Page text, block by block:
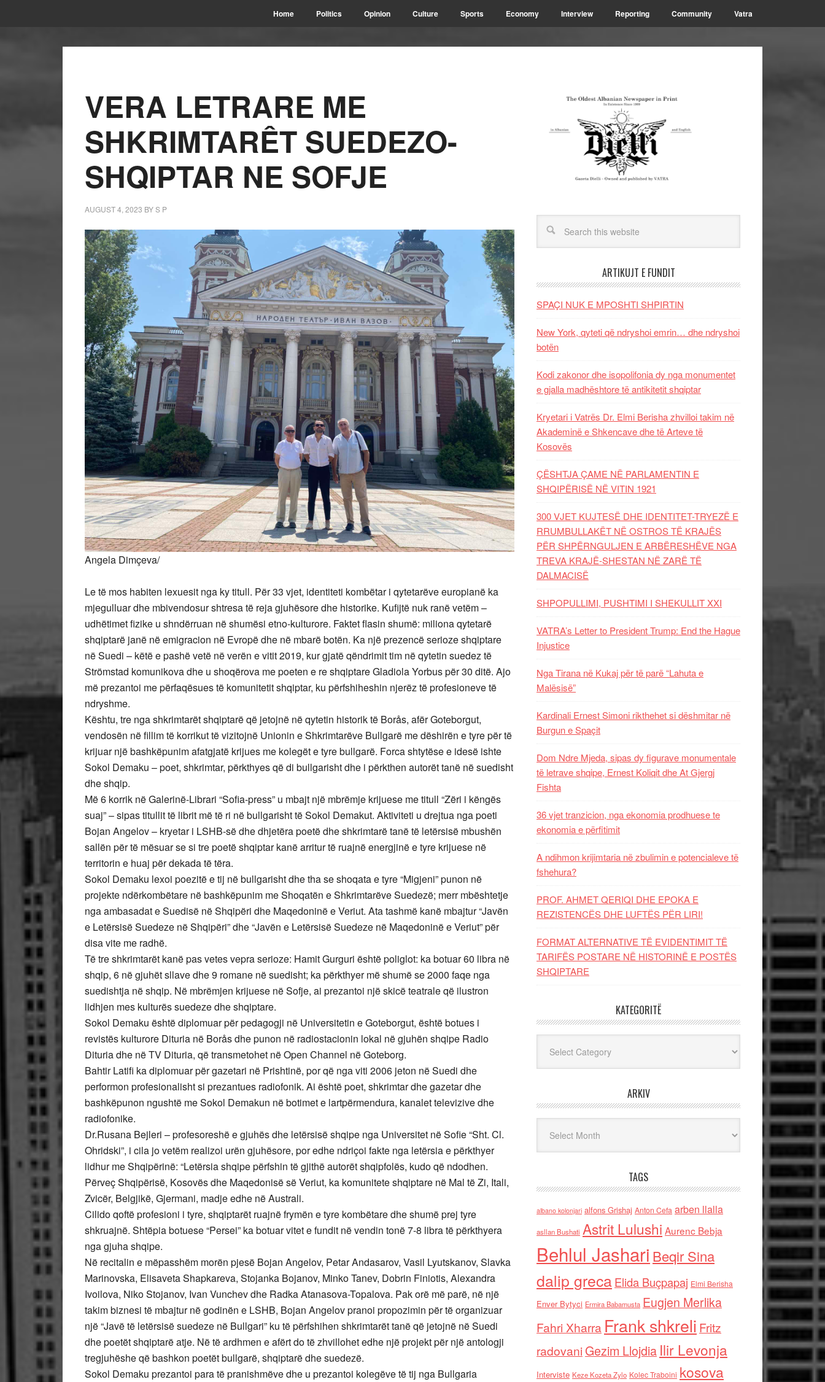
Home Politics Opinion Culture Sports Economy Interview Reporting Community Vatra
VERA LETRARE ME
SHKRIMTARÊT SUEDEZO-
SHQIPTAR NE SOFJE
AUGUST 4, 2023 BYS P
Angela Dimçeva/
Le të mos habiten lexuesit nga ky titull. Për 33 vjet, identiteti kombëtar i qytetarëve europianë ka
mjegulluar dhe mbivendosur shtresa të reja gjuhësore dhe historike. Kufijtë nuk ranë vetëm –
udhëtimet fizike u shndërruan në shumësi etno-kulturore. Faktet flasin shumë: miliona qytetarë
shqiptarë janë në emigracion në Evropë dhe në mbarë botën. Ka një prezencë serioze shqiptare
në Suedi – këtë e pashë vetë në verën e vitit 2019, kur gjatë qëndrimit tim në qytetin suedez të
Strömstad komunikova dhe u shoqërova me poeten e re shqiptare Gladiola Yorbus për 30 ditë. Ajo
më prezantoi me përfaqësues të komunitetit shqiptar, ku përfshiheshin njerëz të profesioneve të
ndryshme.
Kështu, tre nga shkrimtarët shqiptarë që jetojnë në qytetin historik të Borås, afër Goteborgut,
vendosën në fillim të korrikut të vizitojnë Unionin e Shkrimtarëve Bullgarë me dëshirën e tyre për të
krijuar një bashkëpunim afatgjatë krijues me kolegët e tyre bullgarë. Forca shtytëse e idesë ishte
Sokol Demaku – poet, shkrimtar, përkthyes që di bullgarisht dhe i përkthen autorët tanë në suedisht
dhe shqip.
Më 6 korrik në Galerinë-Librari “Sofia-press” u mbajt një mbrëmje krijuese me titull “Zëri i këngës
suaj” – sipas titullit të librit më të ri në bullgarisht të Sokol Demakut. Aktiviteti u drejtua nga poeti
Bojan Angelov – kryetar i LSHB-së dhe dhjetëra poetë dhe shkrimtarë tanë të letërsisë mbushën
sallën për të mësuar se si tre poetë shqiptar kanë arritur të ruajnë energjinë e tyre krijuese në
territorin e huaj për dekada të tëra.
Sokol Demaku lexoi poezitë e tij në bullgarisht dhe tha se shoqata e tyre “Migjeni” punon në
projekte ndërkombëtare në bashkëpunim me Shoqatën e Shkrimtarëve Suedezë; merr mbështetje
nga ambasadat e Suedisë në Shqipëri dhe Maqedoninë e Veriut. Ata tashmë kanë mbajtur “Javën
e Letërsisë Suedeze në Shqipëri” dhe “Javën e Letërsisë Suedeze në Maqedoninë e Veriut” për
disa vite me radhë.
Të tre shkrimtarët kanë pas vetes vepra serioze: Hamit Gurguri është poliglot: ka botuar 60 libra në
shqip, 6 në gjuhët sllave dhe 9 romane në suedisht; ka përkthyer më shumë se 2000 faqe nga
suedishtja në shqip. Në mbrëmjen krijuese në Sofje, ai prezantoi një skicë teatrale që ilustron
lidhjen mes kulturës suedeze dhe shqiptare.
Sokol Demaku është diplomuar për pedagogji në Universitetin e Goteborgut, është botues i
revistës kulturore Dituria në Borås dhe punon në radiostacionin lokal në gjuhën shqipe Radio
Dituria dhe në TV Dituria, që transmetohet në Open Channel në Goteborg.
Bahtir Latifi ka diplomuar për gazetari në Prishtinë, por që nga viti 2006 jeton në Suedi dhe
performon profesionalisht si prezantues radiofonik. Ai është poet, shkrimtar dhe gazetar dhe
bashkëpunon ngushtë me Sokol Demakun në botimet e lartpërmendura, kanalet televizive dhe
radiofonike.
Dr.Rusana Bejleri – profesoreshë e gjuhës dhe letërsisë shqipe nga Universitet në Sofie “Sht. Cl.
Ohridski”, i cila jo vetëm realizoi urën gjuhësore, por edhe ndriçoi fakte nga letërsia e përkthyer
lidhur me Shqipërinë: “Letërsia shqipe përfshin të gjithë autorët shqipfolës, kudo që ndodhen.
Përveç Shqipërisë, Kosovës dhe Maqedonisë së Veriut, ka komunitete shqiptare në Mal të Zi, Itali,
Zvicër, Belgjikë, Gjermani, madje edhe në Australi.
Cilido qoftë profesioni i tyre, shqiptarët ruajnë frymën e tyre kombëtare dhe shumë prej tyre
shkruajnë. Shtëpia botuese “Persei” ka botuar vitet e fundit në vendin tonë 7-8 libra të përkthyera
nga gjuha shqipe.
Në recitalin e mëpasshëm morën pjesë Bojan Angelov, Petar Andasarov, Vasil Lyutskanov, Slavka
Marinovska, Elisaveta Shapkareva, Stojanka Bojanov, Minko Tanev, Dobrin Finiotis, Alexandra
Ivoilova, Niko Stojanov, Ivan Vunchev dhe Radka Atanasova-Topalova. Pak orë më parë, në një
takim biznesi të mbajtur në godinën e LSHB, Bojan Angelov pranoi propozimin për të organizuar
një “Javë të letërsisë suedeze në Bullgari” ku të përfshihen shkrimtarët tanë që jetojnë në Suedi
dhe poetët shqiptarë atje. Në të ardhmen e afërt do të zhvillohet edhe një projekt për një antologji
tregjuhëshe që bashkon poetët bullgarë, shqiptarë dhe suedezë.
Sokol Demaku prezantoi para të pranishmëve dhe u prezantoi kolegëve të tij nga Bullgaria
ARTIKUJT E FUNDIT
SPAÇI NUK E MPOSHTI SHPIRTIN
New York, qyteti që ndryshoi emrin… dhe ndryshoi
botën
Kodi zakonor dhe isopolifonia dy nga monumentet
e gjalla madhështore të antikitetit shqiptar
Kryetari i Vatrës Dr. Elmi Berisha zhvilloi takim në
Akademinë e Shkencave dhe të Arteve të
Kosovës
ÇËSHTJA ÇAME NË PARLAMENTIN E
SHQIPËRISË NË VITIN 1921
300 VJET KUJTESË DHE IDENTITET-TRYEZË E
RRUMBULLAKËT NË OSTROS TË KRAJËS
PËR SHPËRNGULJEN E ARBËRESHËVE NGA
TREVA KRAJË-SHESTAN NË ZARË TË
DALMACISË
SHPOPULLIMI, PUSHTIMI I SHEKULLIT XXI
VATRA’s Letter to President Trump: End the Hague
Injustice
Nga Tirana në Kukaj për të parë “Lahuta e
Malësisë”
Kardinali Ernest Simoni rikthehet si dëshmitar në
Burgun e Spaçit
Dom Ndre Mjeda, sipas dy figurave monumentale
të letrave shqipe, Ernest Koliqit dhe At Gjergj
Fishta
36 vjet tranzicion, nga ekonomia prodhuese te
ekonomia e përfitimit
A ndihmon krijimtaria në zbulimin e potencialeve të
fshehura?
PROF. AHMET QERIQI DHE EPOKA E
REZISTENCЁS DHE LUFTЁS PЁR LIRI!
FORMAT ALTERNATIVE TË EVIDENTIMIT TË
TARIFËS POSTARE NË HISTORINË E POSTËS
SHQIPTARE
KATEGORITË
ARKIV
TAGS
albano kolonjari alfons Grishaj Anton Cefa arben llalla
asllan Bushati Astrit Lulushi Aurenc Bebja
Behlul Jashari Beqir Sina
dalip grecaElida Buçpapaj Elmi Berisha
Enver Bytyci Ermira Babamusta Eugjen Merlika
Fahri Xharra Frank shkreli Fritz
radovaniGezim Llojdia Ilir Levonja
Interviste Keze Kozeta Zylo Kolec Traboini kosova